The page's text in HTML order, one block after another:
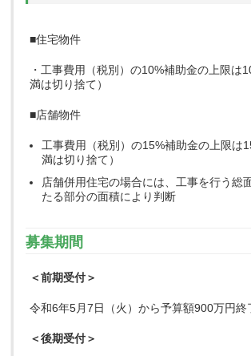
■住宅物件
・工事費用（税別）の10%補助金の上限は
満は切り捨て）
■店舗物件
工事費用（税別）の15%補助金の上限は
満は切り捨て）
店舗併用住宅の場合には、工事を行う総
たる部分の面積により判断
募集期間
＜前期受付＞
令和6年5月7日（火）から予算額900万円終
＜後期受付＞